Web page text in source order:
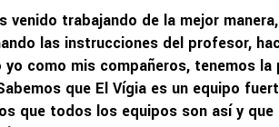
venido trabajando de la mejor
las instrucciones del profesor,
como mis compañeros, tenemos
que El Vígia es un equipo
que todos los equipos son así y